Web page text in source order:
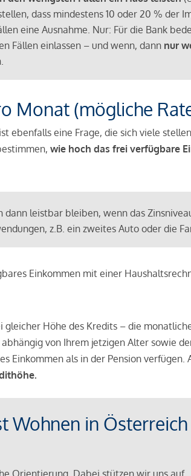
dass mindestens 10 oder 20 % der
eine Ausnahme. Nur: Für die Bank
Fällen einlassen – und wenn, dann nur
Monat (mögliche
ebenfalls eine Frage, die sich viele
wie hoch das frei verfügbare
leistbar bleiben, wenn das
z.B. ein zweites Auto oder die
Einkommen mit einer
Höhe des Kredits – die
abhängig von Ihrem jetzigen Alter sowie
Einkommen als in der Pension verfügen.
Wohnen in Österreich